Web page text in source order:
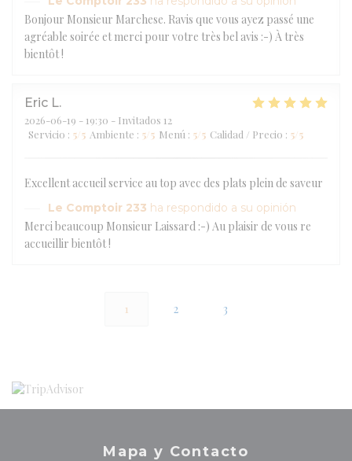
Bonjour Monsieur Marchese. Ravis que vous ayez passé une
agréable soirée et merci pour votre très bel avis :-) À très
bientôt !
Eric L
2026-06-19 - 19:30 - Invitados 12
Servicio : 5/5 Ambiente : 5/5 Menú : 5/5 Calidad / Precio : 5/5
Excellent accueil service au top avec des plats plein de saveur
Le Comptoir 233 ha respondido a su opinión
Merci beaucoup Monsieur Laissard :-) Au plaisir de vous re
accueillir bientôt !
1 2 3
Mapa y Contacto